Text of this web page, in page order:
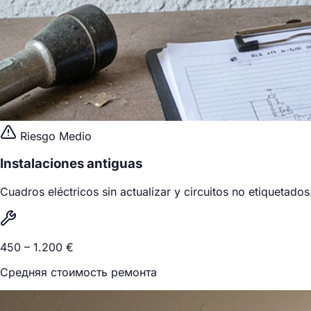
Riesgo Medio
Instalaciones antiguas
Cuadros eléctricos sin actualizar y circuitos no
450 – 1.200 €
Средняя стоимость ремонта